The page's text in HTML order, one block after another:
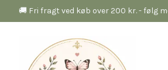
🚚 Fri fragt ved køb over 200 kr. - følg